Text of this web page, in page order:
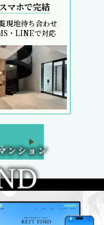
スマホで完結
現地待ち合わせ
・LINEで対応